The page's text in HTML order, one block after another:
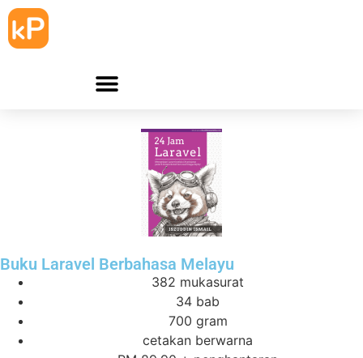
Buku Laravel Berbahasa Melayu
382 mukasurat
34 bab
700 gram
cetakan berwarna